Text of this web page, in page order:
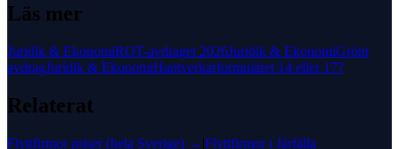
Läs mer
Juridik & EkonomiROT-avdraget 2026Juridik & EkonomiGrönt
avdragJuridik & EkonomiHantverkarformuläret 14 eller 17?
Relaterat
Flyttfirmorpriser (hela Sverige) → |Flyttfirmori Järfälla